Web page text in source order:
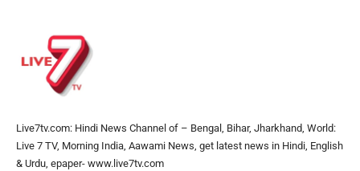
Live7tv.com: Hindi News Channel of – Bengal, Bihar, Jharkhand, World:
Live 7 TV, Morning India, Aawami News, get latest news in Hindi, English
& Urdu, epaper- www.live7tv.com